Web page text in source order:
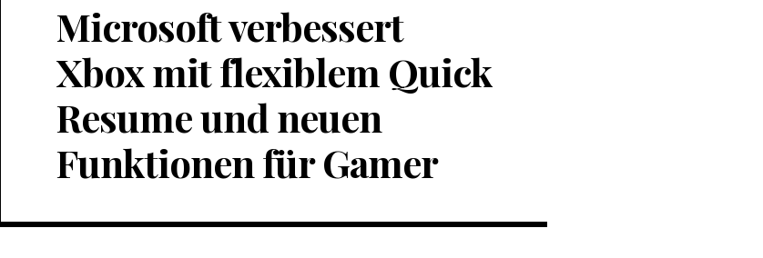
Microsoft verbessert
Xbox mit flexiblem Quick
Resume und neuen
Funktionen für Gamer